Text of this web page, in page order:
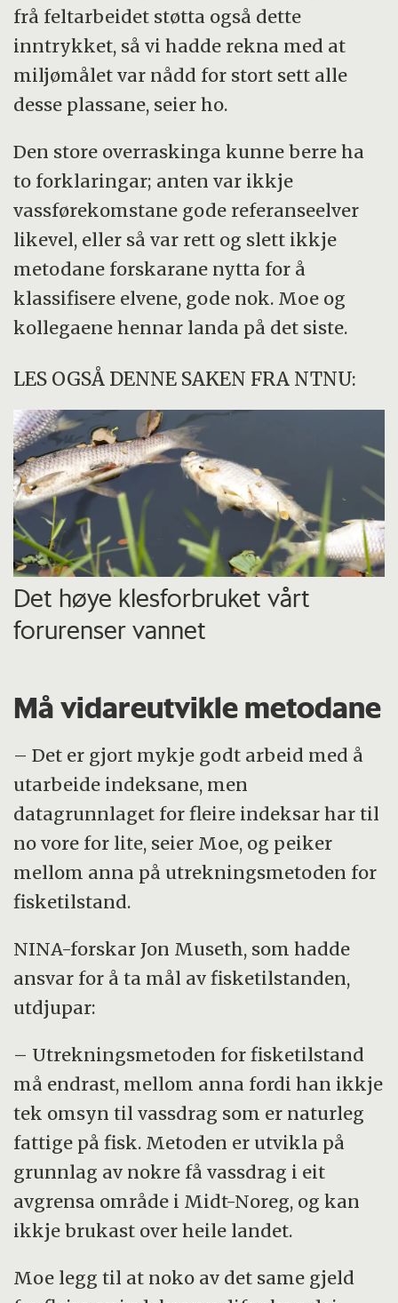
frå feltarbeidet støtta også dette
inntrykket, så vi hadde rekna med at
miljømålet var nådd for stort sett alle
desse plassane, seier ho.
Den store overraskinga kunne berre ha
to forklaringar; anten var ikkje
vassførekomstane gode referanseelver
likevel, eller så var rett og slett ikkje
metodane forskarane nytta for å
klassifisere elvene, gode nok. Moe og
kollegaene hennar landa på det siste.
LES OGSÅ DENNE SAKEN FRA NTNU:
Det høye klesforbruket vårt
forurenser vannet
Må vidareutvikle metodane
– Det er gjort mykje godt arbeid med å
utarbeide indeksane, men
datagrunnlaget for fleire indeksar har til
no vore for lite, seier Moe, og peiker
mellom anna på utrekningsmetoden for
fisketilstand.
NINA-forskar Jon Museth, som hadde
ansvar for å ta mål av fisketilstanden,
utdjupar:
– Utrekningsmetoden for fisketilstand
må endrast, mellom anna fordi han ikkje
tek omsyn til vassdrag som er naturleg
fattige på fisk. Metoden er utvikla på
grunnlag av nokre få vassdrag i eit
avgrensa område i Midt-Noreg, og kan
ikkje brukast over heile landet.
Moe legg til at noko av det same gjeld